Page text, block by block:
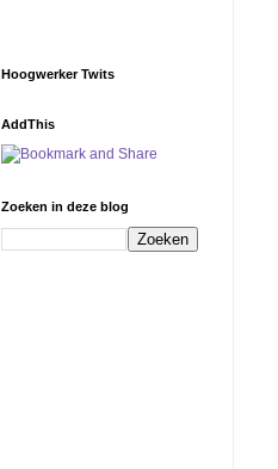
Hoogwerker Twits
AddThis
Zoeken in deze blog